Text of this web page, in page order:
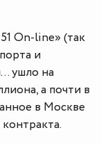
On-line» (так
и
ушло на
а почти в
в Москве